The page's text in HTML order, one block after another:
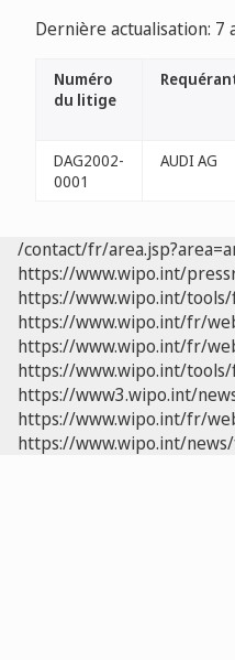
Dernière actualisation: 7
Numéro
du litige
DAG2002-
0001
AUDI AG
/contact/fr/
https://www.wipo.int/
https://www.wipo.int/
https://www.wipo.int/fr/
https://www.wipo.int/fr/
https://www.wipo.int/
https://www3.wipo.int/
https://www.wipo.int/fr/
https://www.wipo.int/